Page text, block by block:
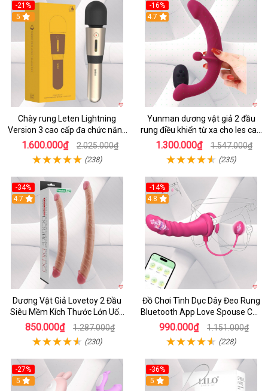
-21%
5
Chày rung Leten Lightning
Version 3 cao cấp đa chức năng
kích thích
1.600.000₫ 2.025.000₫
(238)
-16%
4.7
Yunman dương vật giả 2 đầu
rung điều khiển từ xa cho les cao
cấp
1.300.000₫ 1.547.000₫
(235)
-34%
4.7
Dương Vật Giả Lovetoy 2 Đầu
Siêu Mềm Kích Thước Lớn Uốn
Cong
850.000₫ 1.287.000₫
(230)
-14%
4.8
Đồ Chơi Tình Dục Dây Đeo Rung
Bluetooth App Love Spouse Cho
Les
990.000₫ 1.151.000₫
(228)
-27%
5
-36%
5